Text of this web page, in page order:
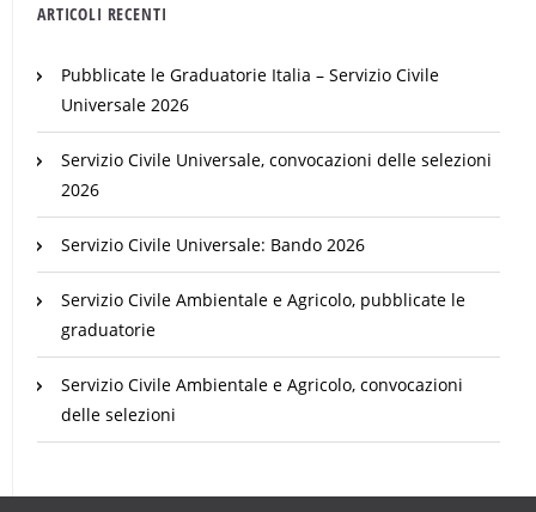
ARTICOLI RECENTI
Pubblicate le Graduatorie Italia – Servizio Civile
Universale 2026
Servizio Civile Universale, convocazioni delle selezioni
2026
Servizio Civile Universale: Bando 2026
Servizio Civile Ambientale e Agricolo, pubblicate le
graduatorie
Servizio Civile Ambientale e Agricolo, convocazioni
delle selezioni